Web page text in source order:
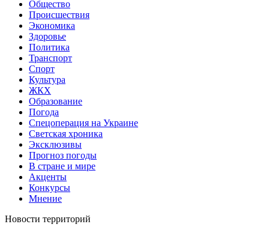
Общество
Происшествия
Экономика
Здоровье
Политика
Транспорт
Спорт
Культура
ЖКХ
Образование
Погода
Спецоперация на Украине
Светская хроника
Эксклюзивы
Прогноз погоды
В стране и мире
Акценты
Конкурсы
Мнение
Новости территорий